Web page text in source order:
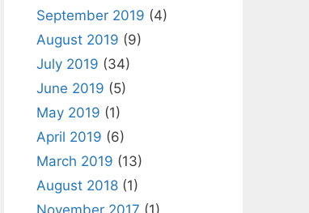
September 2019 (4)
August 2019 (9)
July 2019 (34)
June 2019 (5)
May 2019 (1)
April 2019 (6)
March 2019 (13)
August 2018 (1)
November 2017 (1)